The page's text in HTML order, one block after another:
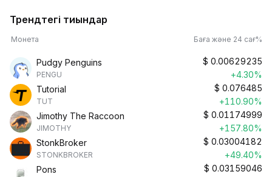
Трендтегі тиындар
Монета Баға және 24 сағ%
Pudgy Penguins
PENGU
$ 0.00629235
+4.30%
Tutorial
TUT
$ 0.076485
+110.90%
Jimothy The Raccoon
JIMOTHY
$ 0.01174999
+157.80%
StonkBroker
STONKBROKER
$ 0.03004182
+49.40%
Pons
$ 0.03159046